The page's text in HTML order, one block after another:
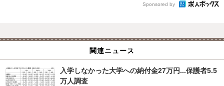
Sponsored by
関連ニュース
入学しなかった大学への納付金27万円...保護者5.5
万人調査